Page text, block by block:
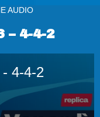
AUDIO
– 4-4-2
4-4-2